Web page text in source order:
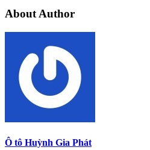
About Author
Ô tô Huỳnh Gia Phát